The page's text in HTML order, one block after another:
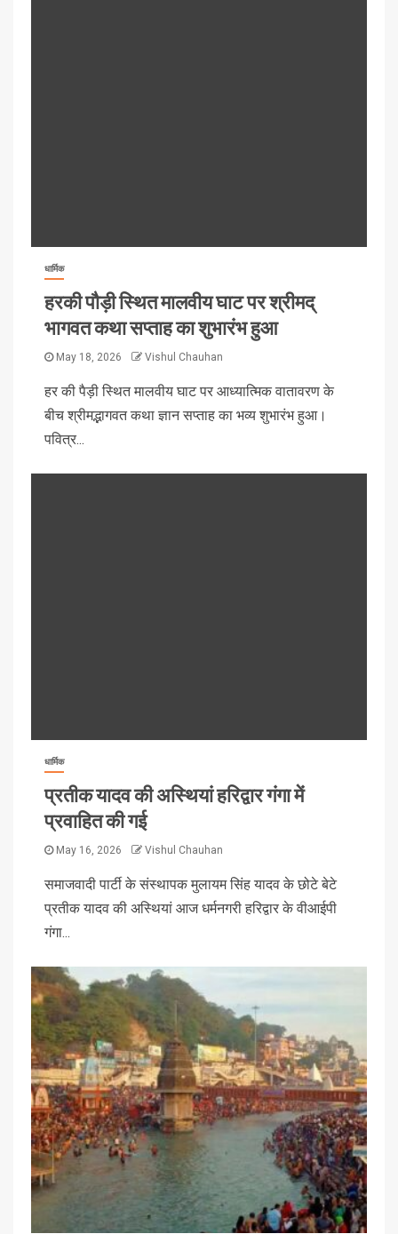
धार्मिक
हरकी पौड़ी स्थित मालवीय घाट पर श्रीमद्
भागवत कथा सप्ताह का शुभारंभ हुआ
May 18, 2026 Vishul Chauhan
हर की पैड़ी स्थित मालवीय घाट पर आध्यात्मिक वातावरण के
बीच श्रीमद्भागवत कथा ज्ञान सप्ताह का भव्य शुभारंभ हुआ।
पवित्र...
धार्मिक
प्रतीक यादव की अस्थियां हरिद्वार गंगा में
प्रवाहित की गई
May 16, 2026 Vishul Chauhan
समाजवादी पार्टी के संस्थापक मुलायम सिंह यादव के छोटे बेटे
प्रतीक यादव की अस्थियां आज धर्मनगरी हरिद्वार के वीआईपी
गंगा...